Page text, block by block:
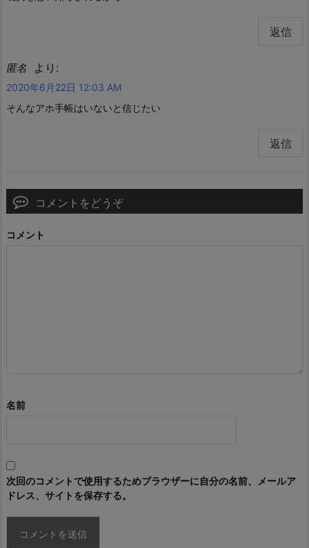
返信
匿名 より:
2020年6月22日 12:03 AM
そんなアホ手帳はいないと信じたい
返信
コメントをどうぞ
コメント
名前
次回のコメントで使用するためブラウザーに自分の名前、メールア
ドレス、サイトを保存する。